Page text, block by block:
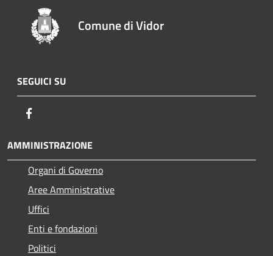
Comune di Vidor
SEGUICI SU
AMMINISTRAZIONE
Organi di Governo
Aree Amministrative
Uffici
Enti e fondazioni
Politici